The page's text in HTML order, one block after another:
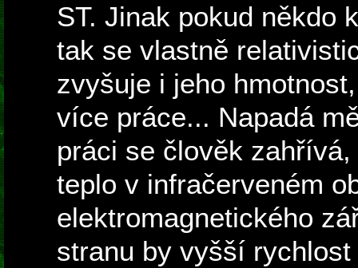
ST. Jinak pokud někdo
tak se vlastně
zvyšuje i jeho
více práce... Napadá
práci se člověk
teplo v infračerveném
elektromagnetického
stranu by vyšší